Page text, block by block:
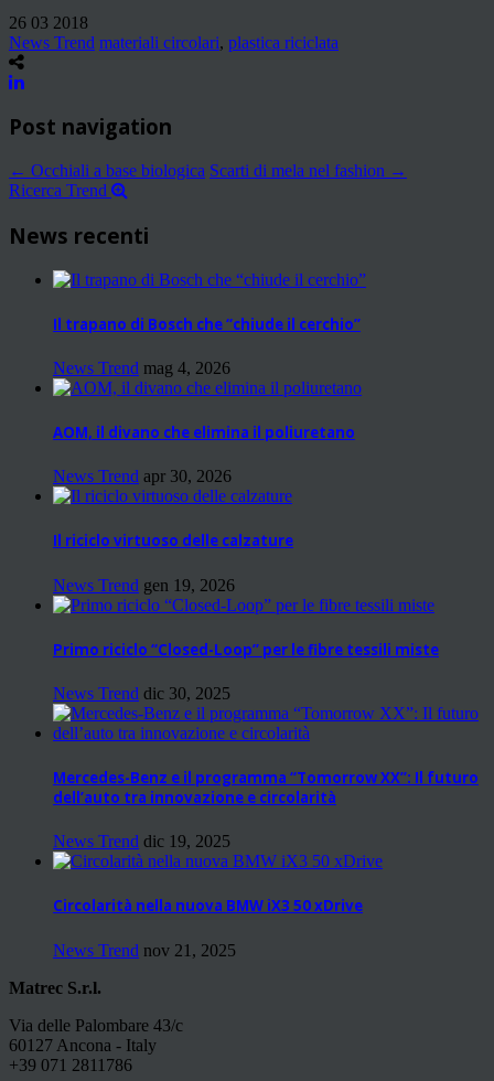
26 03 2018
News Trend materiali circolari, plastica riciclata
Post navigation
← Occhiali a base biologica Scarti di mela nel fashion →
Ricerca Trend
News recenti
Il trapano di Bosch che “chiude il cerchio”
News Trend mag 4, 2026
AOM, il divano che elimina il poliuretano
News Trend apr 30, 2026
Il riciclo virtuoso delle calzature
News Trend gen 19, 2026
Primo riciclo “Closed-Loop” per le fibre tessili miste
News Trend dic 30, 2025
Mercedes-Benz e il programma “Tomorrow XX”: Il futuro
dell’auto tra innovazione e circolarità
News Trend dic 19, 2025
Circolarità nella nuova BMW iX3 50 xDrive
News Trend nov 21, 2025
Matrec S.r.l.
Via delle Palombare 43/c
60127 Ancona - Italy
+39 071 2811786